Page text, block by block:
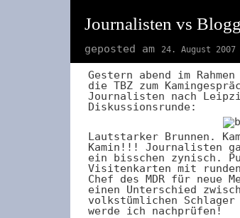
Journalisten vs
geposted am 24. August
Gestern abend im
die TBZ zum
Journalisten nach
Diskussionsrunde:
Lautstarker Brunnen.
Kamin!!! Journalisten
ein bisschen zynisch.
Visitenkarten mit
Chef des MDR für neue
einen Unterschied
volkstümlichen Schlager
werde ich nachprüfen!